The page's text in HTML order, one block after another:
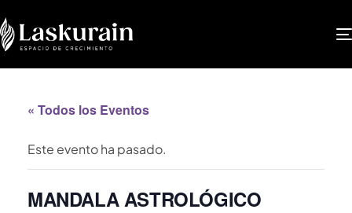
« Todos los Eventos
Este evento ha pasado.
MANDALA ASTROLÓGICO